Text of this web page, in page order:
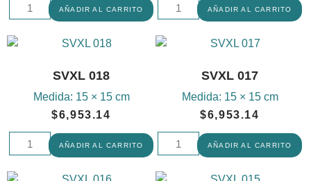
AÑADIR AL CARRITO AÑADIR AL CARRITO
SVXL 018
Medida: 15 × 15 cm
$6,953.14
AÑADIR AL CARRITO
SVXL 017
Medida: 15 × 15 cm
$6,953.14
AÑADIR AL CARRITO